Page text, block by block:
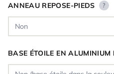
ANNEAU REPOSE-PIEDS ?
BASE ÉTOILE EN ALUMINIUM